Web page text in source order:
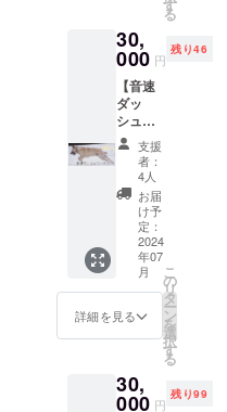
あてさ
せてい
ただき
ます。
●お礼
のメッ
セージ
す
る
30,
000 円
残り46
【音速
ダッ
シュプ
ライス
コー
ス】
30000
円 ●保
護犬
シェル
ター
「NYO
NYO
house
」の建
せてい
ただき
支援
者：
4人
お届
け予
定：
2024
年07
月
詳細を見る
こ
の
リ
タ
ー
ン
を
選
択
す
る
30,
000 円
残り99